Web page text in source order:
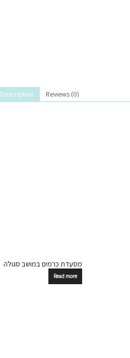
Description Reviews (0)
מסעדת כרמים במושב סגולה
Read more